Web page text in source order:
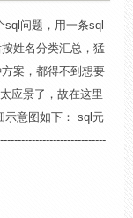
问题，用一条sql
姓名分类汇总，猛
案，都得不到想要
应景了，故在这里
示意图如下： sql元